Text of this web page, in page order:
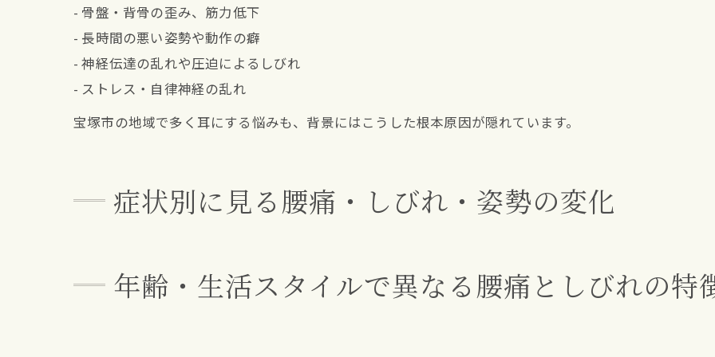
- 骨盤・背骨の歪み、筋力低下
- 長時間の悪い姿勢や動作の癖
- 神経伝達の乱れや圧迫によるしびれ
- ストレス・自律神経の乱れ
宝塚市の地域で多く耳にする悩みも、背景にはこうした根本原因が隠れています。
症状別に見る腰痛・しびれ・姿勢の変化
年齢・生活スタイルで異なる腰痛としびれの特